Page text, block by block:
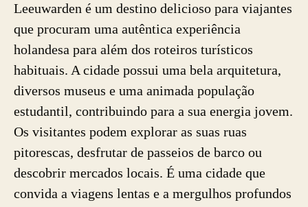
Leeuwarden é um destino delicioso para viajantes
que procuram uma autêntica experiência
holandesa para além dos roteiros turísticos
habituais. A cidade possui uma bela arquitetura,
diversos museus e uma animada população
estudantil, contribuindo para a sua energia jovem.
Os visitantes podem explorar as suas ruas
pitorescas, desfrutar de passeios de barco ou
descobrir mercados locais. É uma cidade que
convida a viagens lentas e a mergulhos profundos